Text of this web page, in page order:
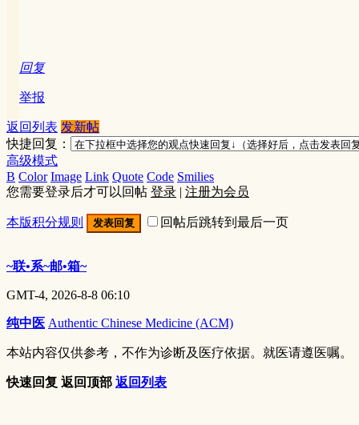
回复
举报
返回列表 发新帖
快捷回复：
高级模式
B Color Image Link Quote Code Smilies
您需要登录后才可以回帖 登录 | 注册为会员
本版积分规则 发表回复 回帖后跳转到最后一页
~联•系~邮•箱~
GMT-4, 2026-8-8 06:10
纯中医 Authentic Chinese Medicine (ACM)
本站内容仅供参考，不作为诊断及医疗依据。就医请遵医嘱。
快速回复 返回顶部 返回列表